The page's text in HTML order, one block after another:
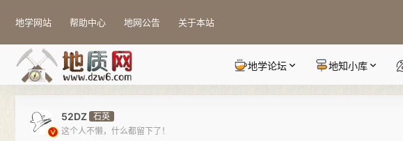
地学网站 帮助中心 地网公告 关于本站
地学论坛 地知小库
52DZ 石英
这个人不懒，什么都留下了！